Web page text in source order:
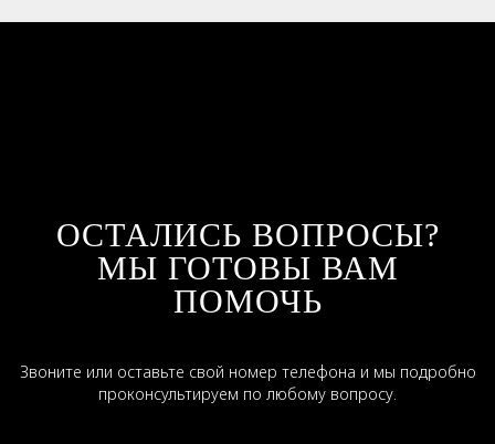
ОСТАЛИСЬ ВОПРОСЫ?
МЫ ГОТОВЫ ВАМ
ПОМОЧЬ
Звоните или оставьте свой номер телефона и мы подробно
проконсультируем по любому вопросу.